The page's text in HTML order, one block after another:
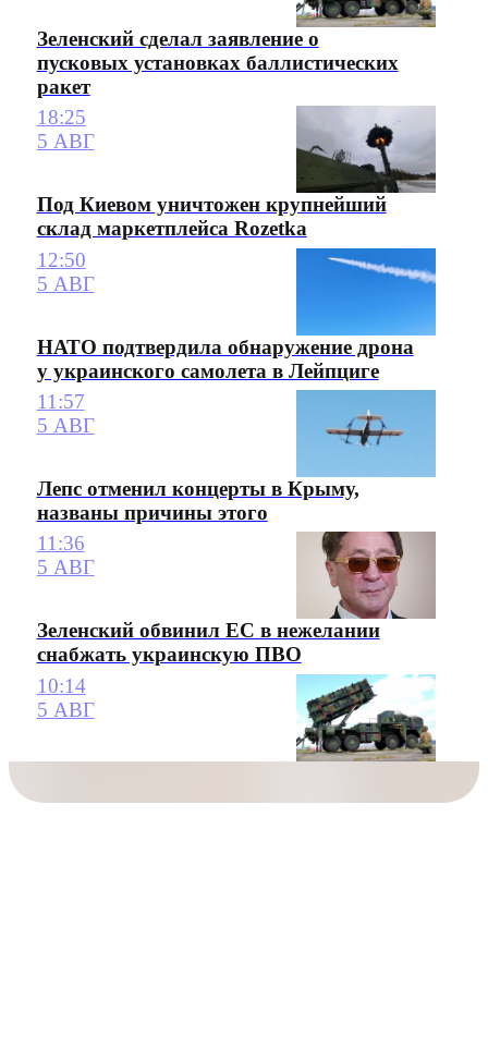
Зеленский сделал заявление о
пусковых установках баллистических
ракет
18:25
5 АВГ
Под Киевом уничтожен крупнейший
склад маркетплейса Rozetka
12:50
5 АВГ
НАТО подтвердила обнаружение дрона
у украинского самолета в Лейпциге
11:57
5 АВГ
Лепс отменил концерты в Крыму,
названы причины этого
11:36
5 АВГ
Зеленский обвинил ЕС в нежелании
снабжать украинскую ПВО
10:14
5 АВГ